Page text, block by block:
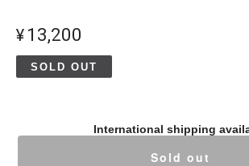
¥13,200
SOLD OUT
International shipping
Sold out